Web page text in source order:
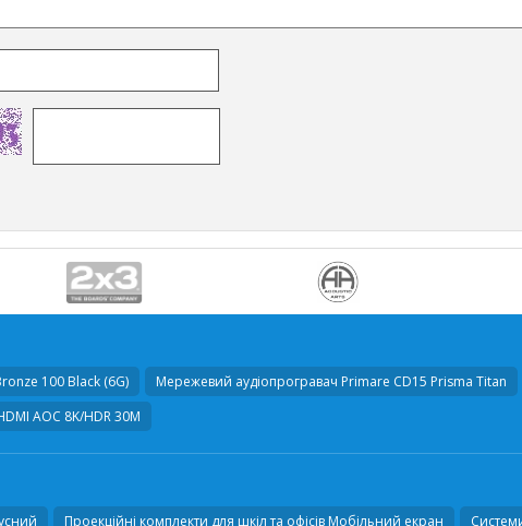
100 Black (6G) Мережевий аудіопрогравач Primare CD15 Prisma Titan
AOC 8K/HDR 30M
Проекційні комплекти для шкіл та офісів Мобільний екран